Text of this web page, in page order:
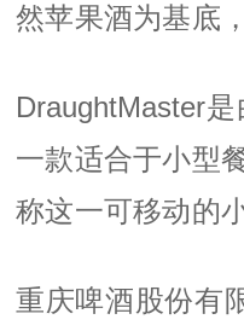
然苹果酒为基底
全球60多个国家
DraughtMaster
一款适合于小型
称这一可移动的
为DraughtMaster
重庆啤酒股份有